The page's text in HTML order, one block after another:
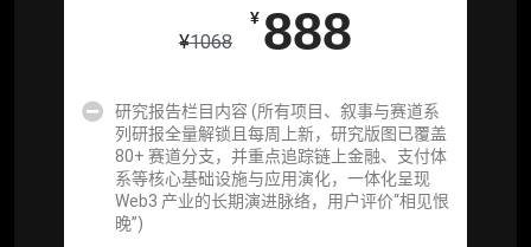
¥1068
¥ 888
研究报告栏目内容 (所有项目、叙事与赛道系
列研报全量解锁且每周上新，研究版图已覆盖
80+ 赛道分支，并重点追踪链上金融、支付体
系等核心基础设施与应用演化，一体化呈现
Web3 产业的长期演进脉络，用户评价“相见恨
晚”)
项目融资数据库
会员周报（一周精华高效吸收）
解锁本会员权限的栏目历史内容
词库（支持报告内术语悬浮释义）